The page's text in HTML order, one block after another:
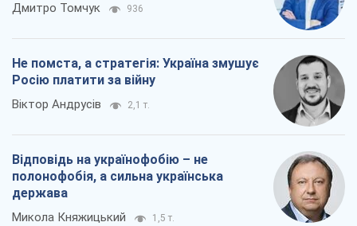
Дмитро Томчук 936
Не помста, а стратегія: Україна змушує
Росію платити за війну
Віктор Андрусів 2,1 т.
Відповідь на українофобію – не
полонофобія, а сильна українська
держава
Микола Княжицький 1,5 т.